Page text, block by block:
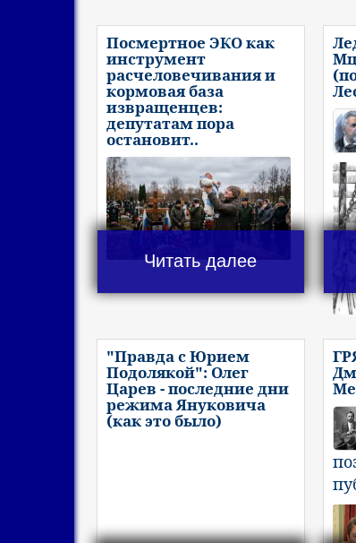
Посмертное ЭКО как
инструмент
расчеловечивания и
кормовая база
извращенцев:
депутатам пора
остановит..
Читать далее
"Правда с Юрием
Подолякой": Олег
Царев - последние дни
режима Януковича
(как это было)